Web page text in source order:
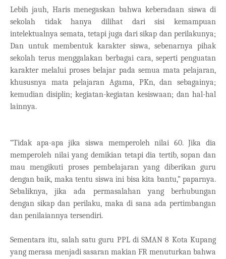
Lebih jauh, Haris menegaskan bahwa keberadaan siswa di
sekolah tidak hanya dilihat dari sisi kemampuan
intelektualnya semata, tetapi juga dari sikap dan perilakunya;
Dan untuk membentuk karakter siswa, sebenarnya pihak
sekolah terus menggalakan berbagai cara, seperti penguatan
karakter melalui proses belajar pada semua mata pelajaran,
khususnya mata pelajaran Agama, PKn, dan sebagainya;
kemudian disiplin; kegiatan-kegiatan kesiswaan; dan hal-hal
lainnya.
“Tidak apa-apa jika siswa memperoleh nilai 60. Jika dia
memperoleh nilai yang demikian tetapi dia tertib, sopan dan
mau mengikuti proses pembelajaran yang diberikan guru
dengan baik, maka tentu siswa ini bisa kita bantu,” paparnya.
Sebaliknya, jika ada permasalahan yang berhubungan
dengan sikap dan perilaku, maka di sana ada pertimbangan
dan penilaiannya tersendiri.
Sementara itu, salah satu guru PPL di SMAN 8 Kota Kupang
yang merasa menjadi sasaran makian FR menuturkan bahwa